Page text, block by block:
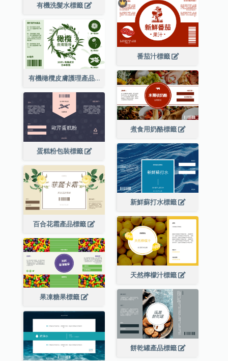
有機洗髮水標籤
番茄汁標籤
有機橄欖皮膚護理產品標籤
煮食用奶酪標籤
蛋糕粉包裝標籤
新鮮蘇打水標籤
百合花霜產品標籤
天然檸檬汁標籤
果凍糖果標籤
餅乾罐產品標籤